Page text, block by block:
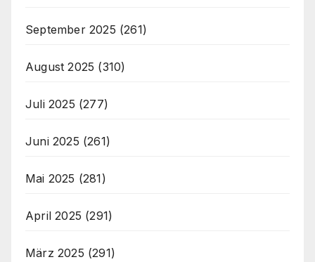
September 2025 (261)
August 2025 (310)
Juli 2025 (277)
Juni 2025 (261)
Mai 2025 (281)
April 2025 (291)
März 2025 (291)